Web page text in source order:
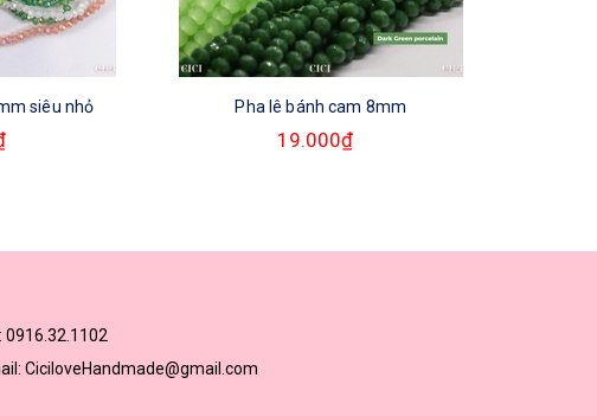
siêu nhỏ Pha lê bánh cam 8mm
19.000₫
0916.32.1102
CiciloveHandmade@gmail.com